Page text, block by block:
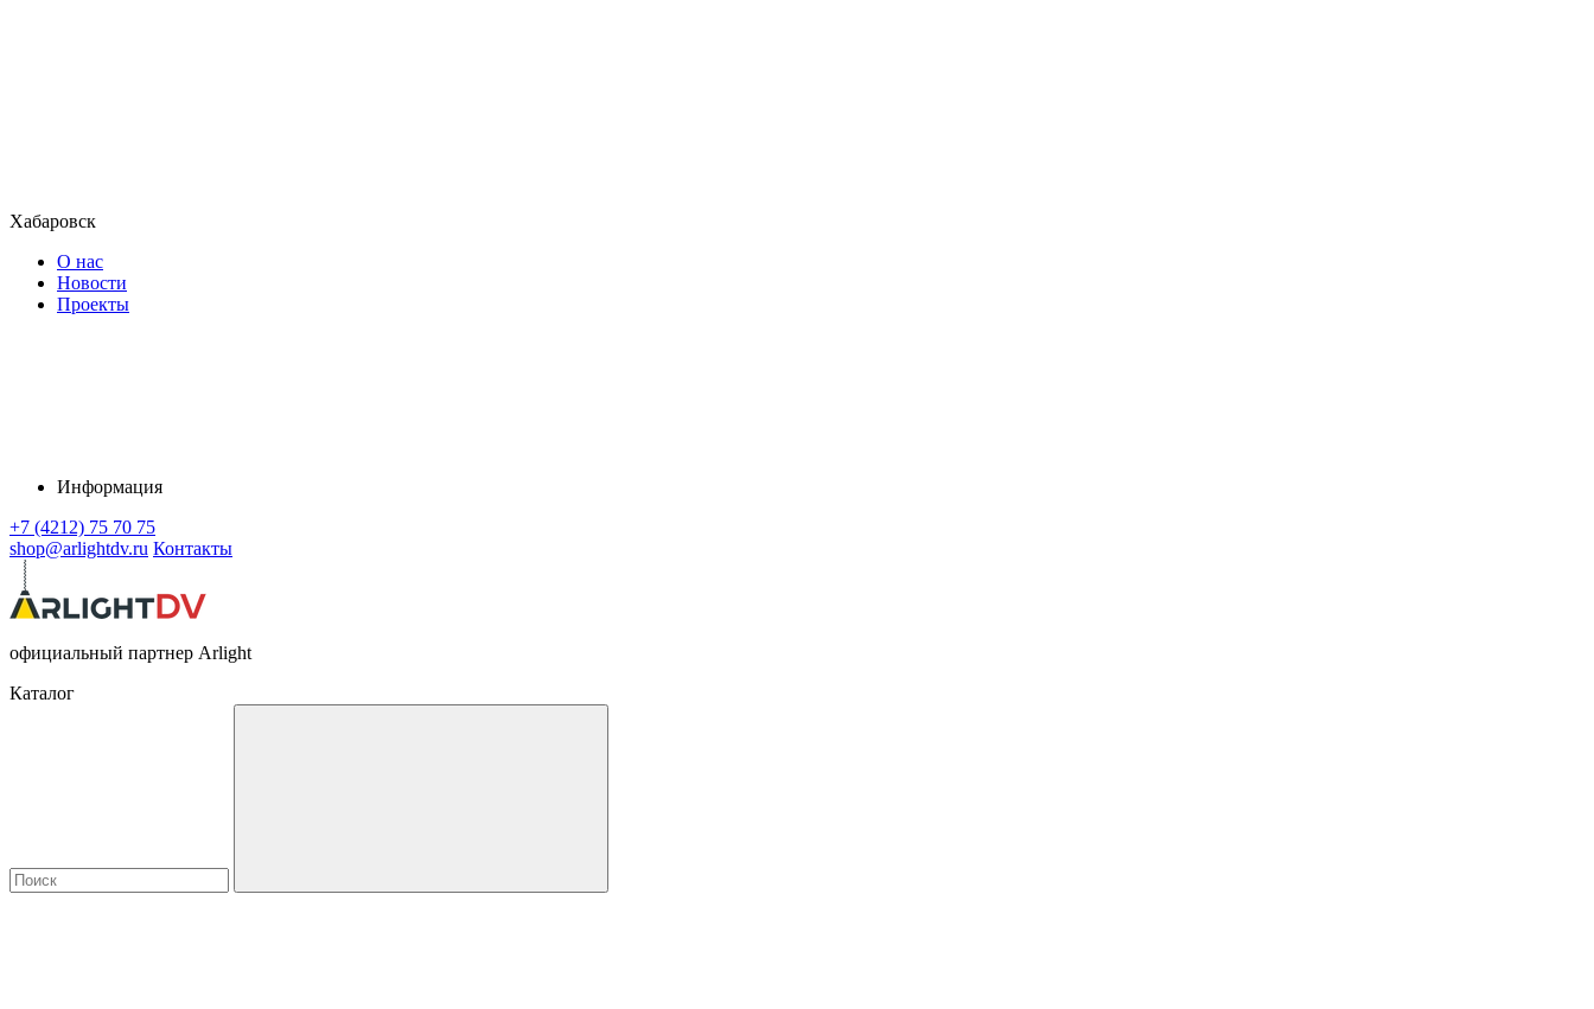
Хабаровск
О нас
Новости
Проекты
Информация
+7 (4212) 75 70 75
shop@arlightdv.ru Контакты
официальный партнер Arlight
Каталог